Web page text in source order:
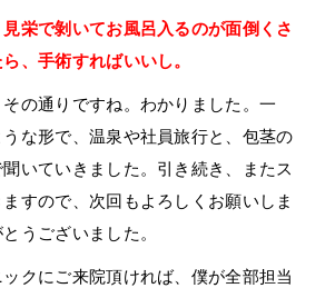
栄で剝いてお風呂入るのが面倒くさ
、手術すればいいし。
その通りですね。わかりました。一
な形で、温泉や社員旅行と、包茎の
いていきました。引き続き、またス
すので、次回もよろしくお願いしま
うございました。
ックにご来院頂ければ、僕が全部担当